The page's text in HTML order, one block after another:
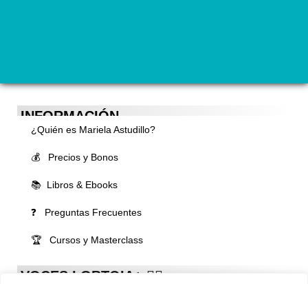
INFORMACIÓN
¿Quién es Mariela Astudillo?
💰 Precios y Bonos
📚 Libros & Ebooks
❓ Preguntas Frecuentes
🏆 Cursos y Masterclass
VOCES LGBTQIA+ 🏳️‍🌈